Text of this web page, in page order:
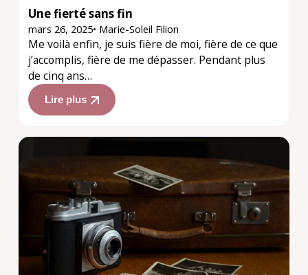
Une fierté sans fin
mars 26, 2025• Marie-Soleil Filion
Me voilà enfin, je suis fière de moi, fière de ce que
j’accomplis, fière de me dépasser. Pendant plus
de cinq ans…
Lire plus